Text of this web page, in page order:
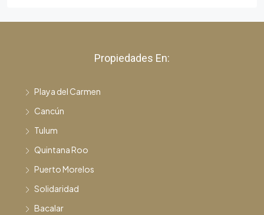
Propiedades En:
Playa del Carmen
Cancún
Tulum
Quintana Roo
Puerto Morelos
Solidaridad
Bacalar